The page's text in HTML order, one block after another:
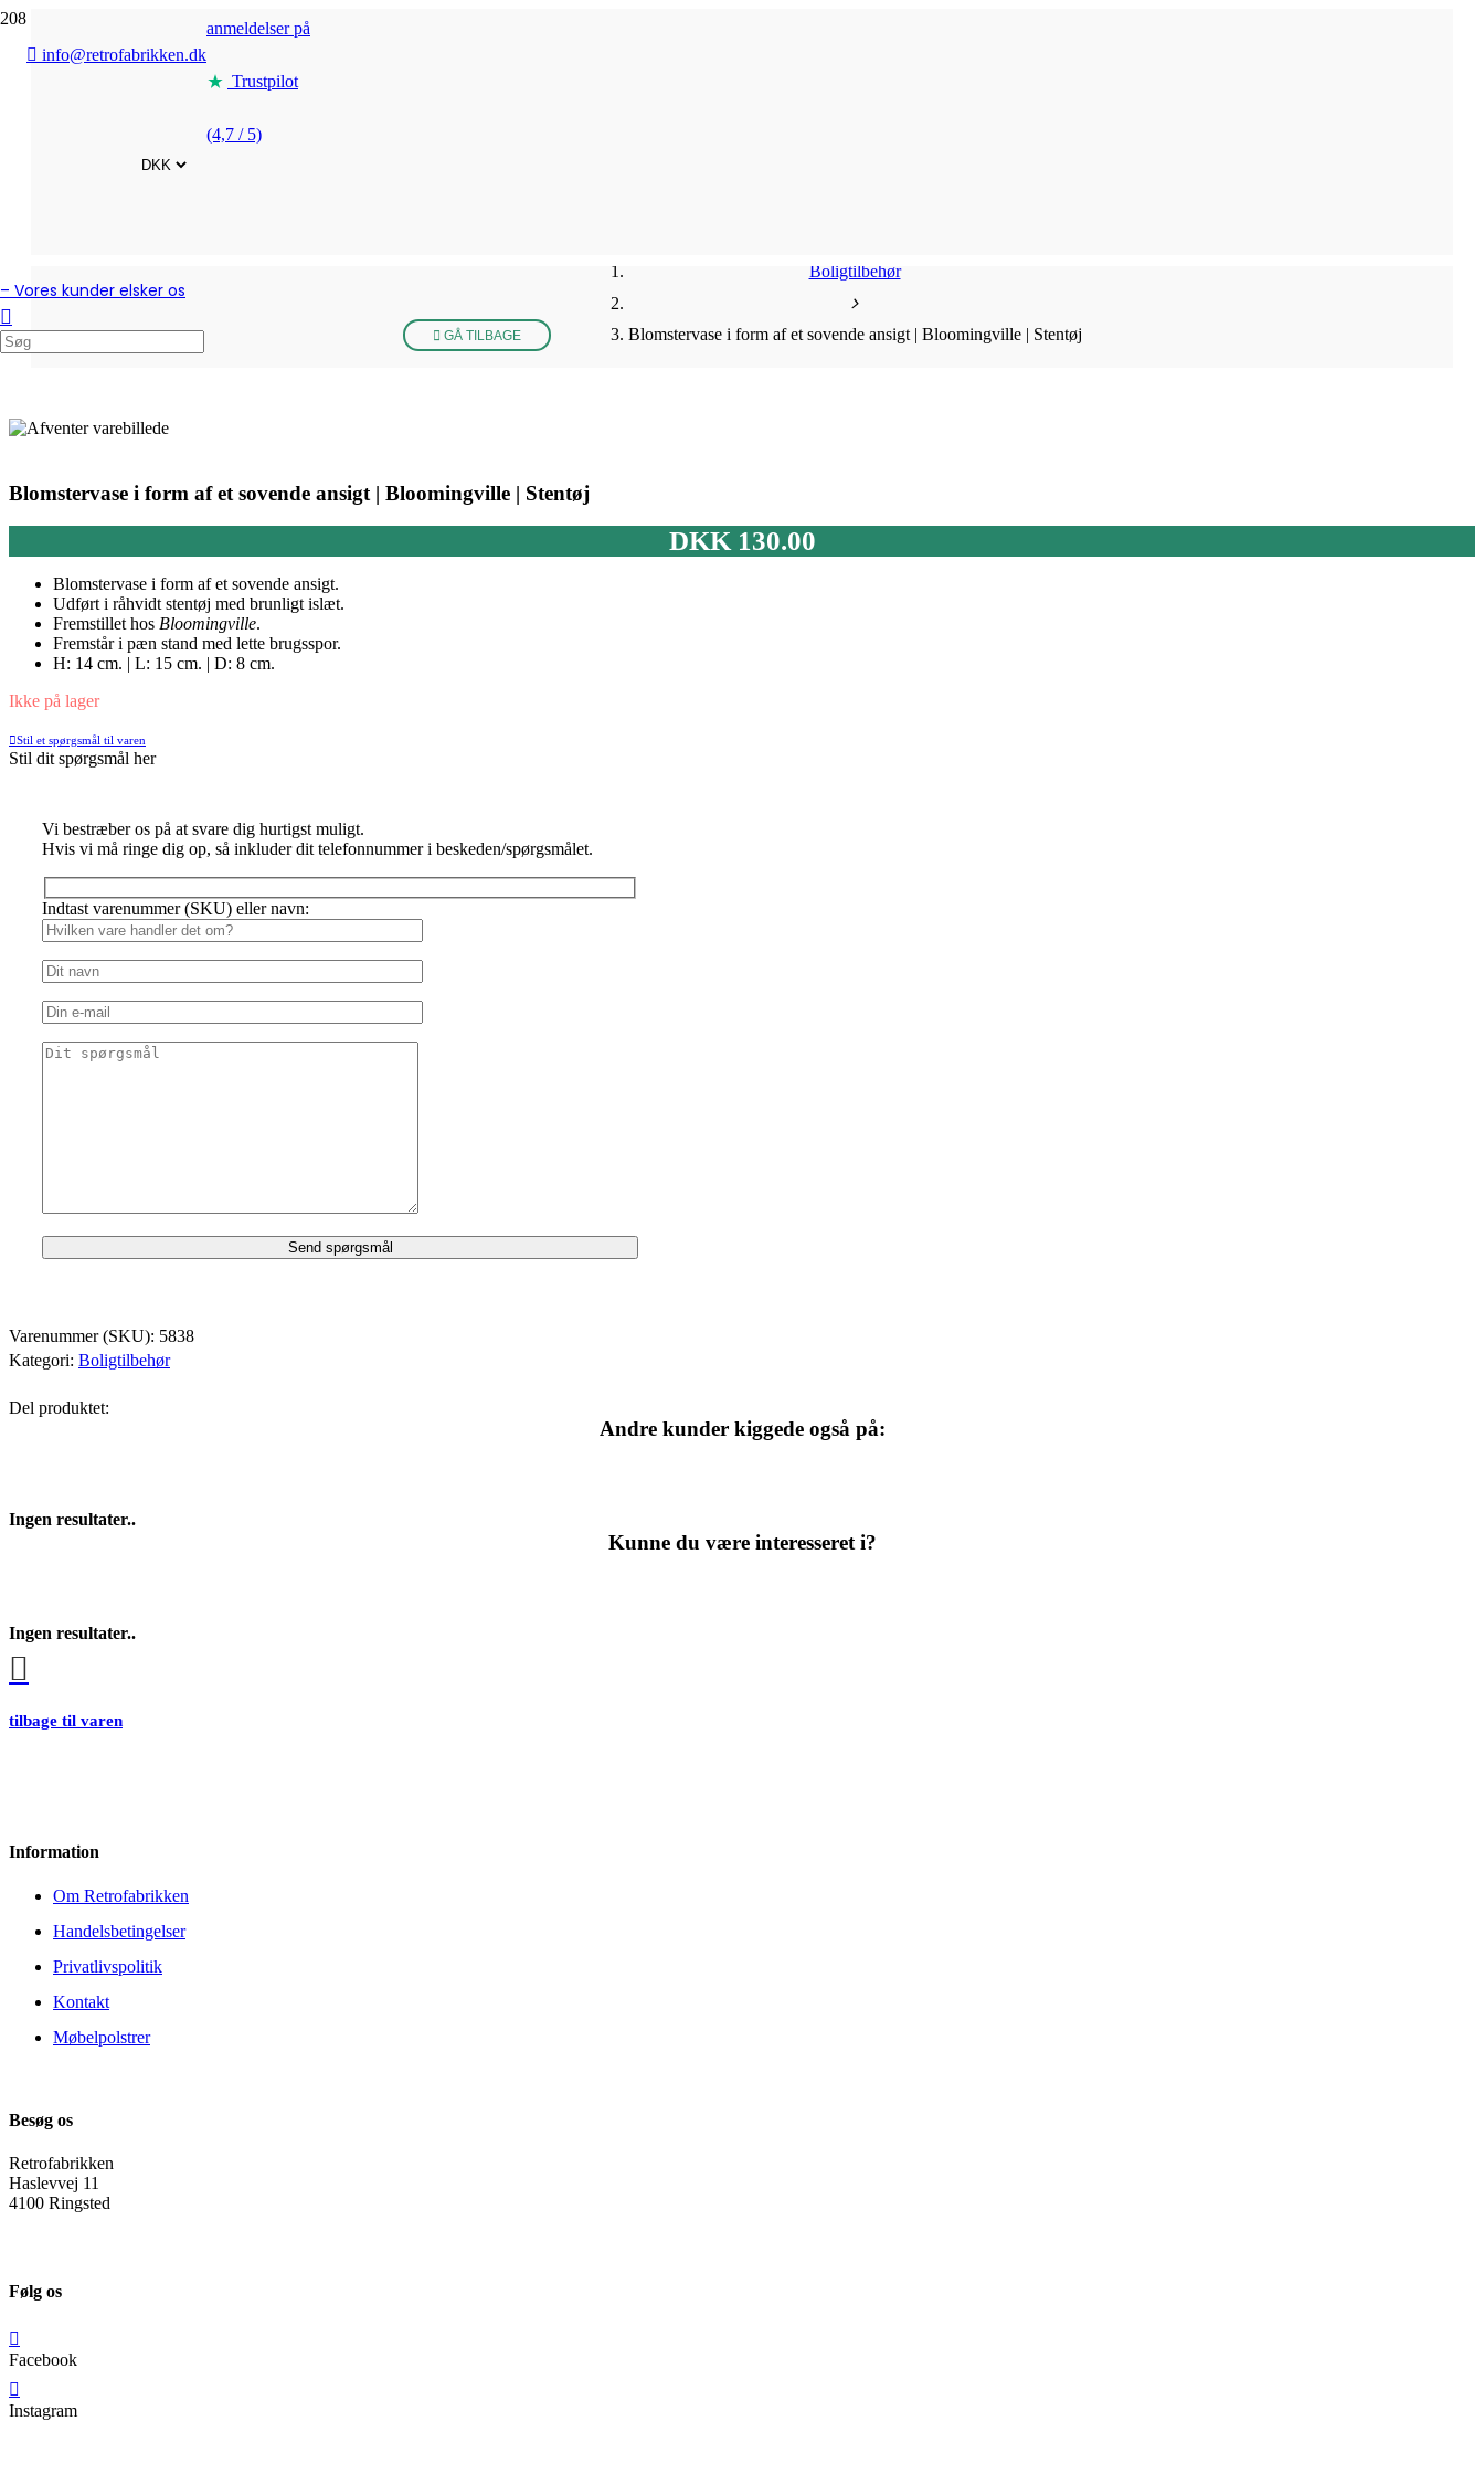
info@retrofabrikken.dk
anmeldelser på
Trustpilot
(4,7 / 5)
– Vores kunder elsker os
GÅ TILBAGE
Boligtilbehør
Blomstervase i form af et sovende ansigt | Bloomingville | Stentøj
Blomstervase i form af et sovende ansigt | Bloomingville | Stentøj
DKK130.00
Blomstervase i form af et sovende ansigt.
Udført i råhvidt stentøj med brunligt islæt.
Fremstillet hos Bloomingville.
Fremstår i pæn stand med lette brugsspor.
H: 14 cm. | L: 15 cm. | D: 8 cm.
Ikke på lager
Stil et spørgsmål til varen
Stil dit spørgsmål her
Vi bestræber os på at svare dig hurtigst muligt.
Hvis vi må ringe dig op, så inkluder dit telefonnummer i beskeden/spørgsmålet.
Indtast varenummer (SKU) eller navn:
Varenummer (SKU): 5838
Kategori: Boligtilbehør
Del produktet:
Andre kunder kiggede også på:
Ingen resultater..
Kunne du være interesseret i?
Ingen resultater..
tilbage til varen
Information
Om Retrofabrikken
Handelsbetingelser
Privatlivspolitik
Kontakt
Møbelpolstrer
Besøg os
Retrofabrikken
Haslevvej 11
4100 Ringsted
Følg os
Facebook
Instagram